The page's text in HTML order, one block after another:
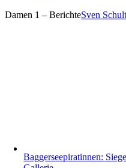
Damen 1 – BerichteSven
Baggerseepiratinnen: